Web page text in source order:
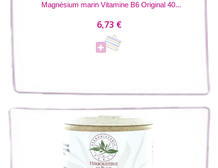
Magnésium marin Vitamine B6 Original 40...
6,73 €